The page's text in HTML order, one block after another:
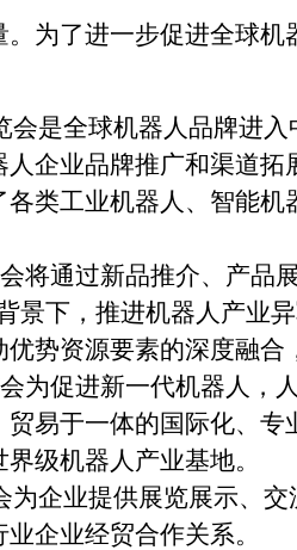
为了进一步促进全球
会是全球机器人品牌进
企业品牌推广和渠道拓
类工业机器人、智能
将通过新品推介、产品
景下，推进机器人产业
势资源要素的深度融合
为促进新一代机器人，
易于一体的国际化、
级机器人产业基地。
为企业提供展览展示、
企业经贸合作关系。